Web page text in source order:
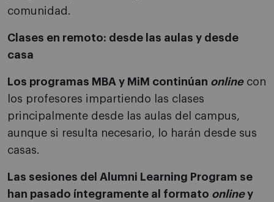
comunidad.
Clases en remoto: desde las aulas y desde
casa
Los programas MBA y MiM continúan onlinecon
los profesores impartiendo las clases
principalmente desde las aulas del campus,
aunque si resulta necesario, lo harán desde sus
casas.
Las sesiones del Alumni Learning Program se
han pasado íntegramente al formato onliney